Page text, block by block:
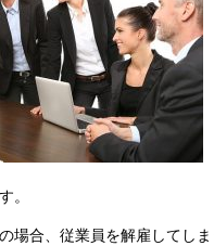
。
場合、従業員を解雇してしま